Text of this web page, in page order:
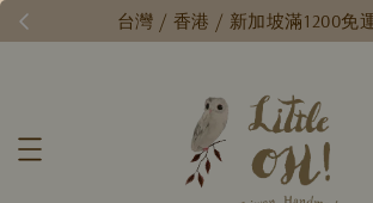
台灣 / 香港 / 新加坡滿1200免